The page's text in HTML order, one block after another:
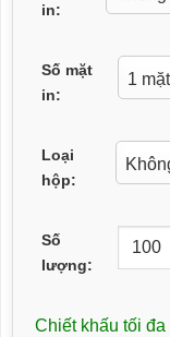
in:
Số mặt
in:
Loại
hộp:
Số
lượng:
Chiết khấu tối